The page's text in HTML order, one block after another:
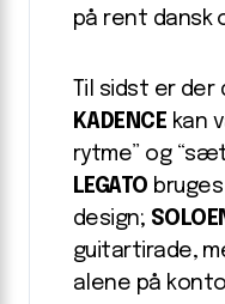
på rent dansk
Til sidst er
KADENCE kan
rytme” og
LEGATO
design;
guitartirade,
alene på